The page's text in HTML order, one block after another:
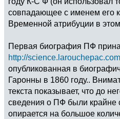
совпадающее с именем его
Временной атрибуции в
Первая биография ПФ
http://
опубликованная в
Гаронны в 1860 году..
текста показывает, что до
сведения о ПФ были крайне
опирается на большое